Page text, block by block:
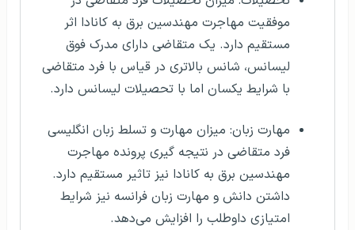
موفقیت مهاجرت مهندسین برق به کانادا اثر
مستقیم دارد. یک متقاضی دارای مدرک فوق
لیسانس، شانس بالاتری در قیاس با فرد متقاضی
با شرایط یکسان اما با تحصیلات لیسانس دارد.
مهارت زبان: میزان مهارت و تسلط زبان انگلیسی
فرد متقاضی در نتیجه گیری پرونده مهاجرت
مهندسین برق به کانادا نیز تاثیر مستقیم دارد.
داشتن دانش و مهارت زبان فرانسه نیز شرایط
امتیازی داوطلب را افزایش می‌دهد.